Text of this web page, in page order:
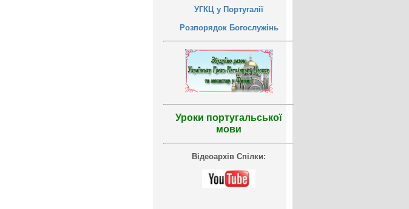
УГКЦ у Португалії
Розпорядок Богослужінь
Уроки португальської
мови
Відеоархів Спілки: